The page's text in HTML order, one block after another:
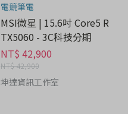
電競筆電
MSI微星 | 15.6吋 Core5 R
TX5060 - 3C科技分期
NT$ 42,900
NT$ 42,900
坤達資訊工作室